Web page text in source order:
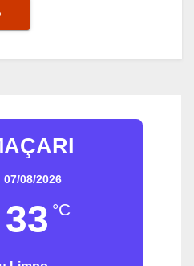
07/08/2026
33 °C